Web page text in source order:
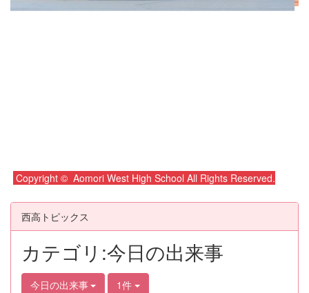
Copyright © Aomori West High School All Rights Reserved.
西高トピックス
カテゴリ:今日の出来事
今日の出来事 1件